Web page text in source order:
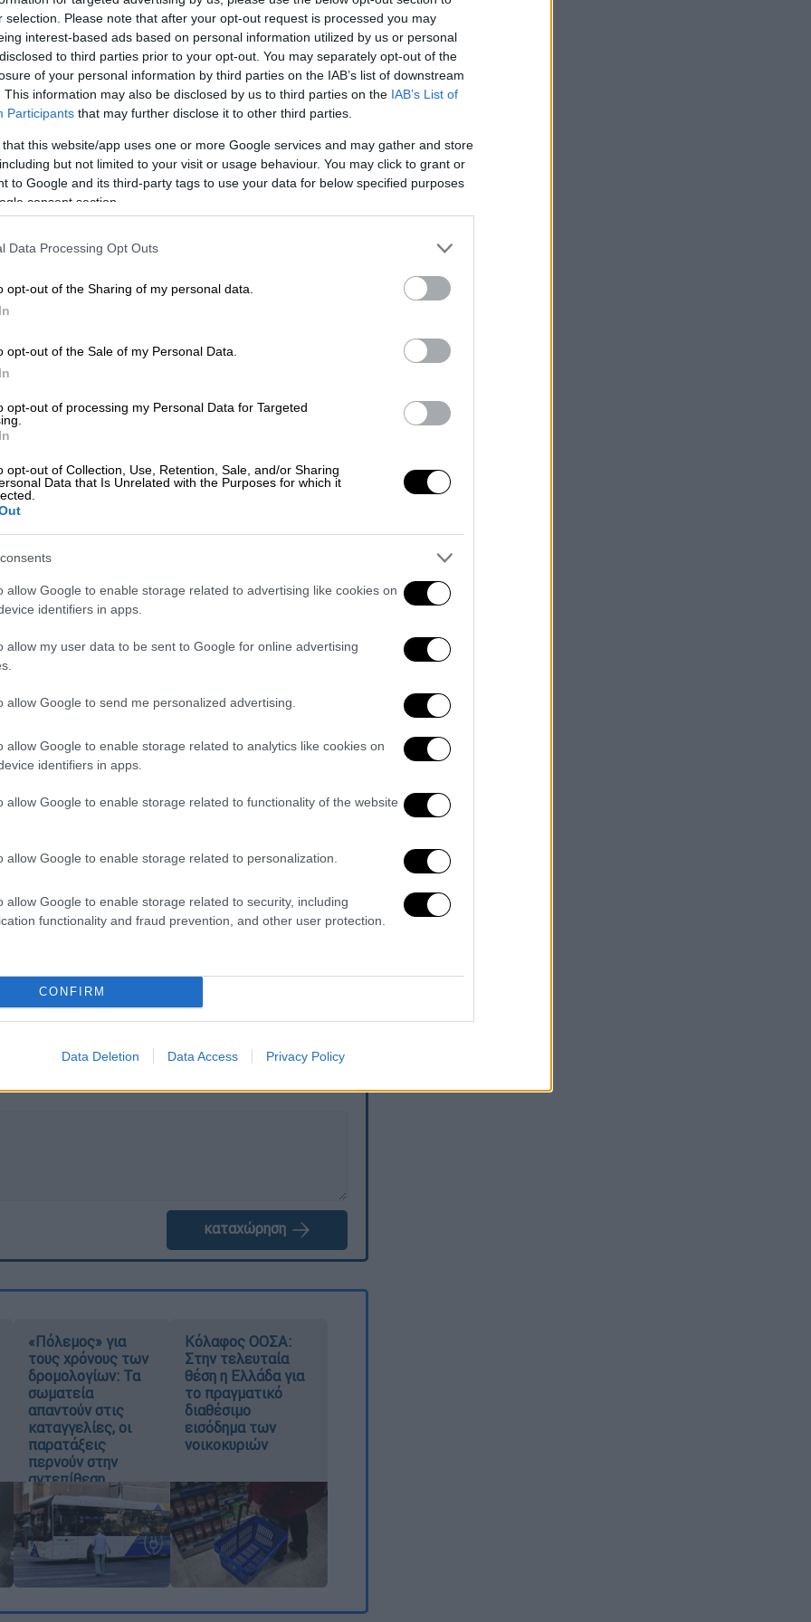
selection. Please note that after your opt-out request is processed you may
interest-based ads based on personal information utilized by us or personal
to third parties prior to your opt-out. You may separately opt-out of the
of your personal information by third parties on the IAB’s list of downstream
This information may also be disclosed by us to third parties on the IAB’s List of
Participants that may further disclose it to other third parties.
that this website/app uses one or more Google services and may gather and store
but not limited to your visit or usage behaviour. You may click to grant or
to Google and its third-party tags to use your data for below specified purposes
consent section.
Data Processing Opt Outs
opt-out of the Sharing of my personal data.
opt-out of the Sale of my Personal Data.
opt-out of processing my Personal Data for Targeted
opt-out of Collection, Use, Retention, Sale, and/or Sharing
Data that Is Unrelated with the Purposes for which it
allow Google to enable storage related to advertising like cookies on
identifiers in apps.
allow my user data to be sent to Google for online advertising
allow Google to send me personalized advertising.
allow Google to enable storage related to analytics like cookies on
identifiers in apps.
allow Google to enable storage related to functionality of the website
allow Google to enable storage related to personalization.
allow Google to enable storage related to security, including
functionality and fraud prevention, and other user protection.
CONFIRM
Data Deletion Data Access Privacy Policy
το ΕΘΝΟΣ στη Google
(28/5) που μοιράζειπάνω από 1,1
3070 είναι οι εξής: 4, 11, 33, 18, 36
της ομάδας ΔΙΑΣ στη
ελαφρά
κάθε Τρίτη, Πέμπτη και Κυριακή
ΕΘΝΟΣ θα παρεμβαίνει και τα προσβλητικά σχόλια θα
καταχώρηση
«Πόλεμος» για
τους χρόνους των
δρομολογίων: Τα
σωματεία
απαντούν στις
καταγγελίες, οι
παρατάξεις
περνούν στην
αντεπίθεση
Κόλαφος ΟΟΣΑ:
Στην τελευταία
θέση η Ελλάδα για
το πραγματικό
διαθέσιμο
εισόδημα των
νοικοκυριών